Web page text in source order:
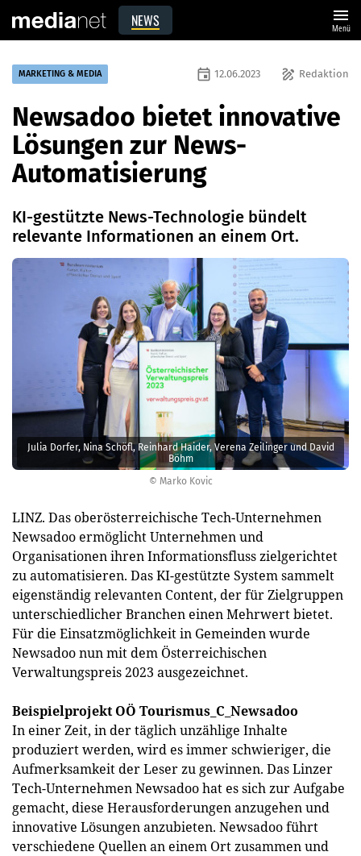
NEWS menu
Menü
© Marko Kovic
Julia Dorfer, Nina Schöfl, Reinhard Haider, Verena Zeilinger und David
Böhm
MARKETING & MEDIA draw Redaktion
event 12.06.2023
Newsadoo bietet innovative
Lösungen zur News-
Automatisierung
KI-gestützte News-Technologie bündelt
relevante Informationen an einem Ort.
LINZ. Das oberösterreichische Tech-Unternehmen
Newsadoo ermöglicht Unternehmen und
Organisationen ihren Informationsfluss zielgerichtet
zu automatisieren. Das KI-gestützte System sammelt
eigenständig relevanten Content, der für Zielgruppen
unterschiedlicher Branchen einen Mehrwert bietet.
Für die Einsatzmöglichkeit in Gemeinden wurde
Newsadoo nun mit dem Österreichischen
Verwaltungspreis 2023 ausgezeichnet.
Beispielprojekt OÖ Tourismus_C_Newsadoo
In einer Zeit, in der täglich unzählige Inhalte
produziert werden, wird es immer schwieriger, die
Aufmerksamkeit der Leser zu gewinnen. Das Linzer
Tech-Unternehmen Newsadoo hat es sich zur Aufgabe
gemacht, diese Herausforderungen anzugehen und
innovative Lösungen anzubieten. Newsadoo führt
verschiedene Quellen an einem Ort zusammen und